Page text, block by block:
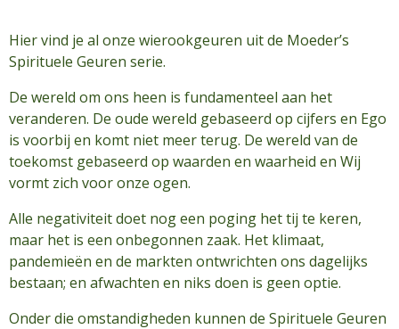
Hier vind je al onze wierookgeuren uit de Moeder’s
Spirituele Geuren serie.
De wereld om ons heen is fundamenteel aan het
veranderen. De oude wereld gebaseerd op cijfers en Ego
is voorbij en komt niet meer terug. De wereld van de
toekomst gebaseerd op waarden en waarheid en Wij
vormt zich voor onze ogen.
Alle negativiteit doet nog een poging het tij te keren,
maar het is een onbegonnen zaak. Het klimaat,
pandemieën en de markten ontwrichten ons dagelijks
bestaan; en afwachten en niks doen is geen optie.
Onder die omstandigheden kunnen de Spirituele Geuren